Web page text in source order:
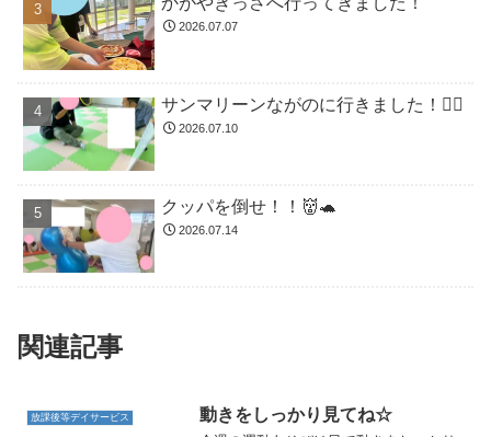
2026.07.07
サンマリーンながのに行きました！🏊🏻
2026.07.10
クッパを倒せ！！👹🐢
2026.07.14
関連記事
放課後等デイサービス 動きをしっかり見てね☆